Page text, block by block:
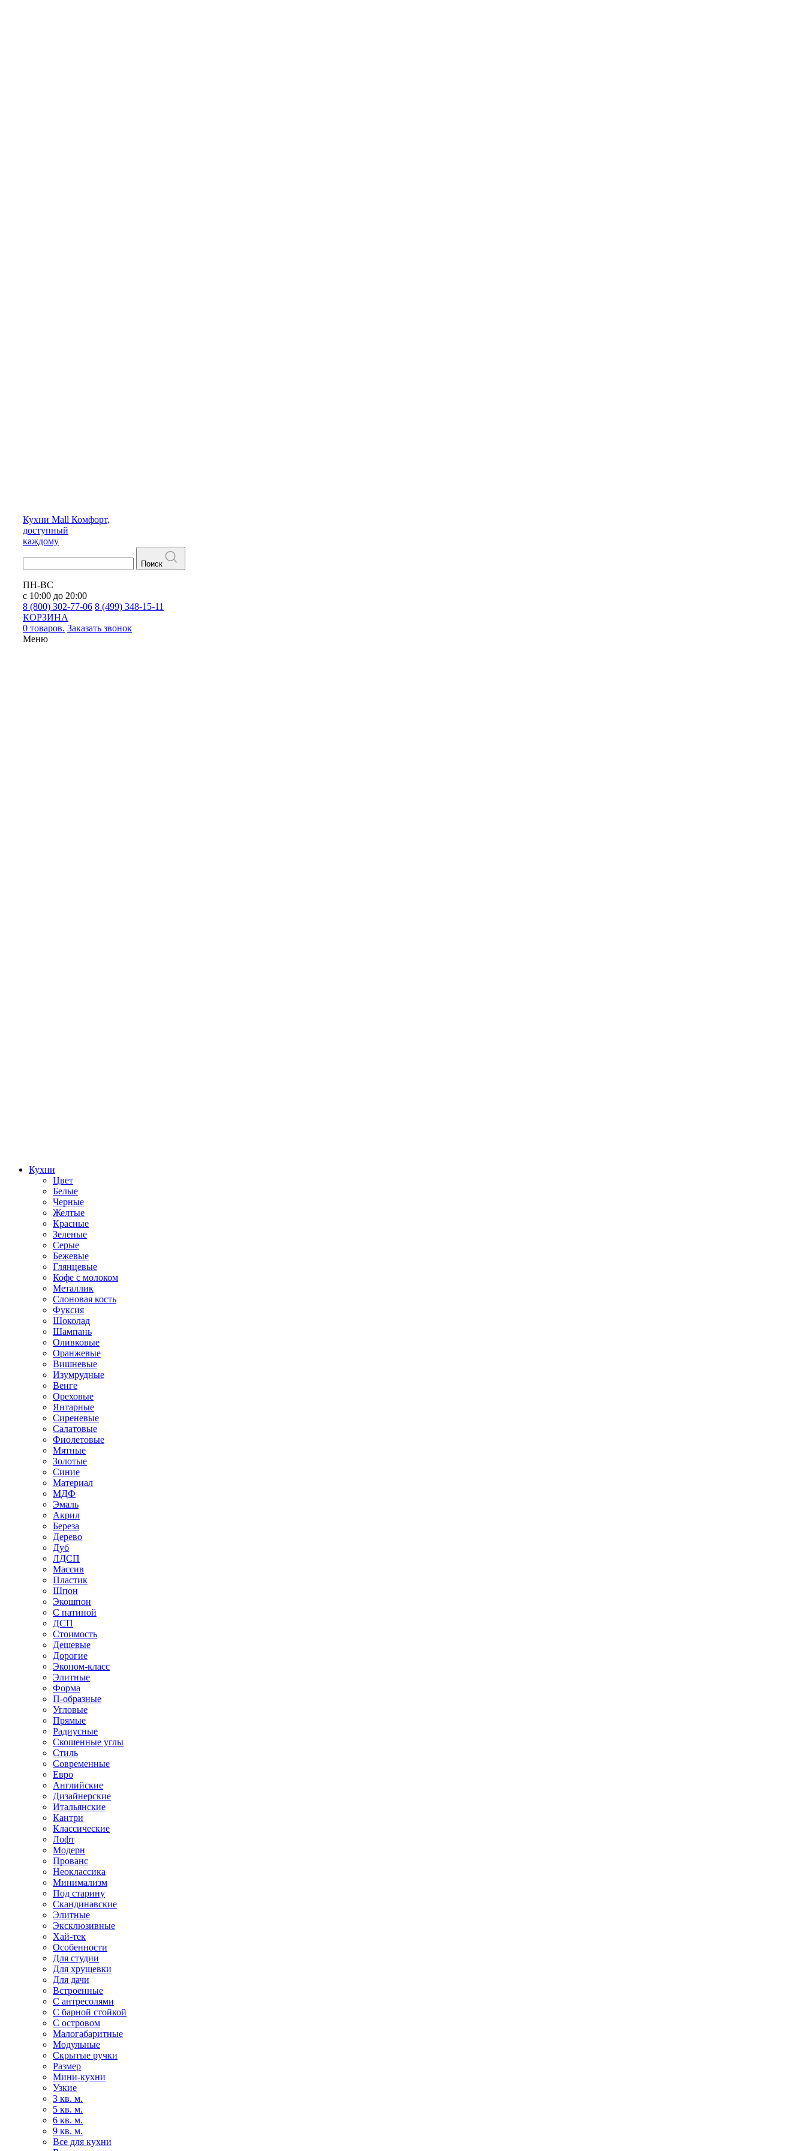
Кухни Mall Комфорт,
доступный
каждому
Поиск
ПН-ВС
с 10:00 до 20:00
8 (800) 302-77-06 8 (499) 348-15-11
КОРЗИНА
0 товаров. Заказать звонок
Меню
Кухни
Цвет
Белые
Черные
Желтые
Красные
Зеленые
Серые
Бежевые
Глянцевые
Кофе с молоком
Металлик
Слоновая кость
Фуксия
Шоколад
Шампань
Оливковые
Оранжевые
Вишневые
Изумрудные
Венге
Ореховые
Янтарные
Сиреневые
Салатовые
Фиолетовые
Мятные
Золотые
Синие
Материал
МДФ
Эмаль
Акрил
Береза
Дерево
Дуб
ЛДСП
Массив
Пластик
Шпон
Экошпон
С патиной
ДСП
Стоимость
Дешевые
Дорогие
Эконом-класс
Элитные
Форма
П-образные
Угловые
Прямые
Радиусные
Скошенные углы
Стиль
Современные
Евро
Английские
Дизайнерские
Итальянские
Кантри
Классические
Лофт
Модерн
Прованс
Неоклассика
Минимализм
Под старину
Скандинавские
Элитные
Эксклюзивные
Хай-тек
Особенности
Для студии
Для хрущевки
Для дачи
Встроенные
С антресолями
С барной стойкой
С островом
Малогабаритные
Модульные
Скрытые ручки
Размер
Мини-кухни
Узкие
3 кв. м.
5 кв. м.
6 кв. м.
9 кв. м.
Все для кухни